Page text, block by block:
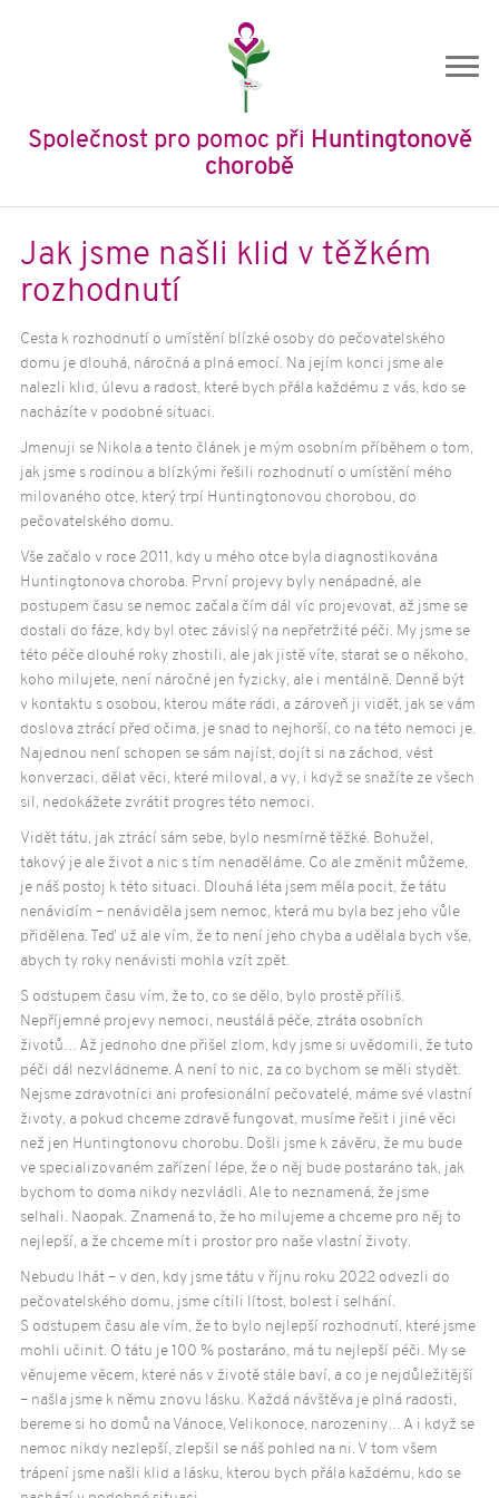
Jak jsme našli klid v těžkém
rozhodnutí
Cesta k rozhodnutí o umístění blízké osoby do pečovatelského
domu je dlouhá, náročná a plná emocí. Na jejím konci jsme ale
nalezli klid, úlevu a radost, které bych přála každému z vás, kdo se
nacházíte v podobné situaci.
Jmenuji se Nikola a tento článek je mým osobním příběhem o tom,
jak jsme s rodinou a blízkými řešili rozhodnutí o umístění mého
milovaného otce, který trpí Huntingtonovou chorobou, do
pečovatelského domu.
Vše začalo v roce 2011, kdy u mého otce byla diagnostikována
Huntingtonova choroba. První projevy byly nenápadné, ale
postupem času se nemoc začala čím dál víc projevovat, až jsme se
dostali do fáze, kdy byl otec závislý na nepřetržité péči. My jsme se
této péče dlouhé roky zhostili, ale jak jistě víte, starat se o někoho,
koho milujete, není náročné jen fyzicky, ale i mentálně. Denně být
v kontaktu s osobou, kterou máte rádi, a zároveň ji vidět, jak se vám
doslova ztrácí před očima, je snad to nejhorší, co na této nemoci je.
Najednou není schopen se sám najíst, dojít si na záchod, vést
konverzaci, dělat věci, které miloval, a vy, i když se snažíte ze všech
sil, nedokážete zvrátit progres této nemoci.
Vidět tátu, jak ztrácí sám sebe, bylo nesmírně těžké. Bohužel,
takový je ale život a nic s tím nenaděláme. Co ale změnit můžeme,
je náš postoj k této situaci. Dlouhá léta jsem měla pocit, že tátu
nenávidím – nenáviděla jsem nemoc, která mu byla bez jeho vůle
přidělena. Teď už ale vím, že to není jeho chyba a udělala bych vše,
abych ty roky nenávisti mohla vzít zpět.
S odstupem času vím, že to, co se dělo, bylo prostě příliš.
Nepříjemné projevy nemoci, neustálá péče, ztráta osobních
životů… Až jednoho dne přišel zlom, kdy jsme si uvědomili, že tuto
péči dál nezvládneme. A není to nic, za co bychom se měli stydět.
Nejsme zdravotníci ani profesionální pečovatelé, máme své vlastní
životy, a pokud chceme zdravě fungovat, musíme řešit i jiné věci
než jen Huntingtonovu chorobu. Došli jsme k závěru, že mu bude
ve specializovaném zařízení lépe, že o něj bude postaráno tak, jak
bychom to doma nikdy nezvládli. Ale to neznamená, že jsme
selhali. Naopak. Znamená to, že ho milujeme a chceme pro něj to
nejlepší, a že chceme mít i prostor pro naše vlastní životy.
Nebudu lhát – v den, kdy jsme tátu v říjnu roku 2022 odvezli do
pečovatelského domu, jsme cítili lítost, bolest i selhání.
S odstupem času ale vím, že to bylo nejlepší rozhodnutí, které jsme
mohli učinit. O tátu je 100 % postaráno, má tu nejlepší péči. My se
věnujeme věcem, které nás v životě stále baví, a co je nejdůležitější
– našla jsme k němu znovu lásku. Každá návštěva je plná radosti,
bereme si ho domů na Vánoce, Velikonoce, narozeniny… A i když se
nemoc nikdy nezlepší, zlepšil se náš pohled na ni. V tom všem
trápení jsme našli klid a lásku, kterou bych přála každému, kdo se
Společnost pro pomoc při Huntingtonově
chorobě
Úvod
O nás
Členství
Stanovy
Výroční zprávy
Ochrana osobních údajů
O nemoci
Huntingtonova choroba
Příčiny a vznik HCH
Formy HCH
Příznaky HCH
Možnosti léčby HCH
Genetické testování HCH
Aktivity
Rekondičně-edukační víkendové pobyty
Terapeutický pobyt pro pacienty s HCH
Domácí cvičení nejen pro pacienty s HCH
Informační kampaně
Zpravodaj Archa
Další publikace
Vzdělávání a osvěta
Spolupracující poskytovatelé sociálních
služeb
Dotazník
Aktuality322
Život s HCH
Novinky a články
Příběhy
Kontakty
SPHCH
Multidisciplinární tým
Půjčovna ZP a poradny
Státní instituce a české organizace
Mezinárodní organizace